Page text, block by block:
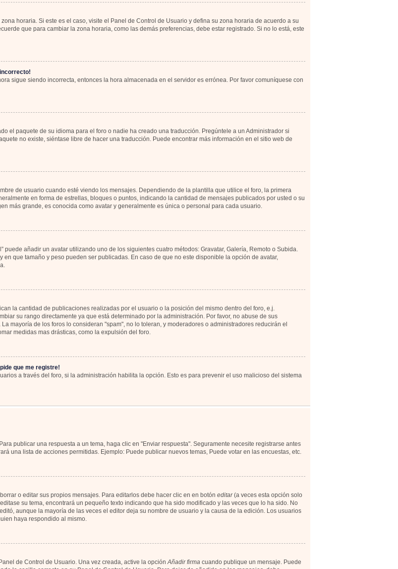
horaria. Si este es el caso, visite el Panel de Control de Usuario y defina su zona horaria de acuerdo a su
que para cambiar la zona horaria, como las demás preferencias, debe estar registrado. Si no lo está, este
sigue siendo incorrecta, entonces la hora almacenada en el servidor es errónea. Por favor comuníquese con
el paquete de su idioma para el foro o nadie ha creado una traducción. Pregúntele a un Administrador si
no existe, siéntase libre de hacer una traducción. Puede encontrar más información en el sitio web de
de usuario cuando esté viendo los mensajes. Dependiendo de la plantilla que utilice el foro, la primera
en forma de estrellas, bloques o puntos, indicando la cantidad de mensajes publicados por usted o su
más grande, es conocida como avatar y generalmente es única o personal para cada usuario.
puede añadir un avatar utilizando uno de los siguientes cuatro métodos: Gravatar, Galería, Remoto o Subida.
en que tamaño y peso pueden ser publicadas. En caso de que no este disponible la opción de avatar,
la cantidad de publicaciones realizadas por el usuario o la posición del mismo dentro del foro, e.j.
su rango directamente ya que está determinado por la administración. Por favor, no abuse de sus
mayoría de los foros lo consideran "spam", no lo toleran, y moderadores o administradores reducirán el
medidas mas drásticas, como la expulsión del foro.
que me registre!
a través del foro, si la administración habilita la opción. Esto es para prevenir el uso malicioso del sistema
publicar una respuesta a un tema, haga clic en "Enviar respuesta". Seguramente necesite registrarse antes
una lista de acciones permitidas. Ejemplo: Puede publicar nuevos temas, Puede votar en las encuestas, etc.
o editar sus propios mensajes. Para editarlos debe hacer clic en en botón editar(a veces esta opción solo
su tema, encontrará un pequeño texto indicando que ha sido modificado y las veces que lo ha sido. No
aunque la mayoría de las veces el editor deja su nombre de usuario y la causa de la edición. Los usuarios
haya respondido al mismo.
de Control de Usuario. Una vez creada, active la opciónAñadir firma cuando publique un mensaje. Puede